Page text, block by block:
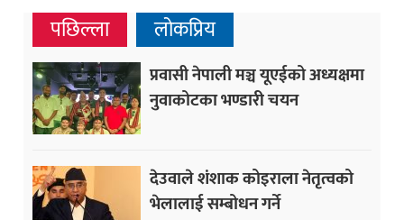
पछिल्ला लोकप्रिय
प्रवासी नेपाली मञ्च यूएईको अध्यक्षमा
नुवाकोटका भण्डारी चयन
देउवाले शंशाक कोइराला नेतृत्वको
भेलालाई सम्बोधन गर्ने